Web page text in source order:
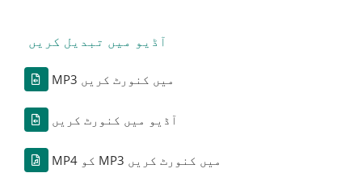
آڈیو میں تبدیل کریں
MP3 میں کنورٹ کریں
آڈیو میں کنورٹ کریں
MP4 کو MP3 میں کنورٹ کریں